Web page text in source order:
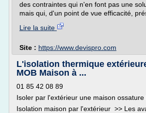
des contraintes qui n'en font pas une
mais qui, d'un point de vue efficacité,
Lire la suite
Site : https://www.devispro.com
L'isolation thermique
MOB Maison à ...
01 85 42 08 89
Isoler par l'extérieur une maison ossature
Isolation maison par l'extérieur >> Les